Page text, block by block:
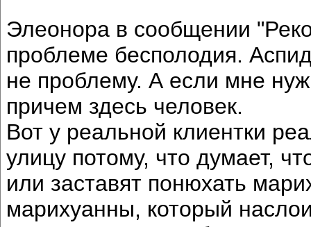
Элеонора в сообщении
проблеме бесполодия.
не проблему. А если мне
причем здесь человек.
Вот у реальной клиентки
улицу потому, что думает,
или заставят понюхать
марихуанны, который